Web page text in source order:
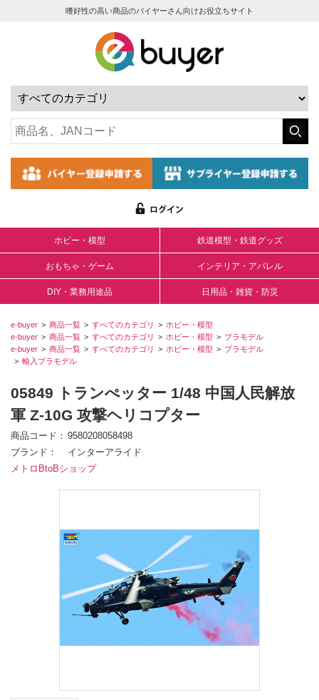
嗜好性の高い商品のバイヤーさん向けお役立ちサイト
ホビー・模型 鉄道模型・鉄道グッズ
おもちゃ・ゲーム インテリア・アパレル
DIY・業務用途品 日用品・雑貨・防災
e-buyer 商品一覧 すべてのカテゴリ
ホビー・模型
e-buyer
商品一覧 すべてのカテゴリ ホビー・模型
プラモデル
e-buyer
商品一覧 すべてのカテゴリ ホビー・模型
プラモデル
輸入プラモデル
05849 トランぺッター 1/48 中国人民解放
軍 Z-10G 攻撃ヘリコプター
商品コード
9580208058498
ブランド
インターアライド
メトロBtoBショップ